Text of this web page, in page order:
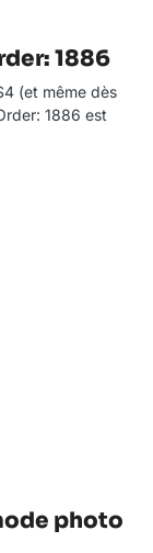
1886
(et même dès
1886 est
photo